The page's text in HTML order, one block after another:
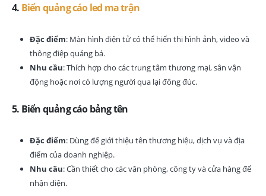
4. Biển quảng cáo led ma trận
Đặc điểm: Màn hình điện tử có thể hiển thị hình ảnh, video và
thông điệp quảng bá.
Nhu cầu: Thích hợp cho các trung tâm thương mại, sân vận
động hoặc nơi có lượng người qua lại đông đúc.
5. Biển quảng cáo bảng tên
Đặc điểm: Dùng để giới thiệu tên thương hiệu, dịch vụ và địa
điểm của doanh nghiệp.
Nhu cầu: Cần thiết cho các văn phòng, công ty và cửa hàng để
nhận diện.